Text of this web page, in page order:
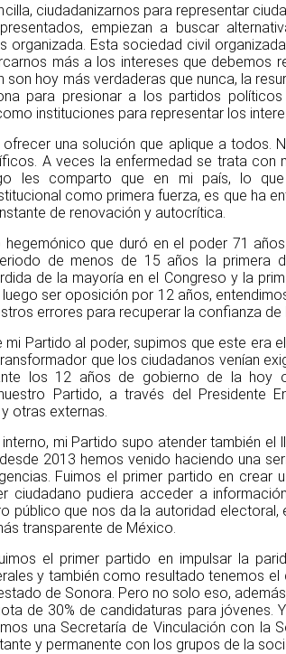
ciudadanizarnos para representar
empiezan a buscar
organizada. Esta sociedad civil
más a los intereses que debemos
son hoy más verdaderas que nunca, la
para presionar a los partidos
instituciones para representar los
una solución que aplique a todos.
A veces la enfermedad se trata con
les comparto que en mi país, lo
como primera fuerza, es que ha
de renovación y autocrítica.
hegemónico que duró en el poder 71
de menos de 15 años la primera
de la mayoría en el Congreso y la
ser oposición por 12 años,
errores para recuperar la confianza de
mi Partido al poder, supimos que este era
que los ciudadanos venían
los 12 años de gobierno de la hoy
Partido, a través del Presidente
otras externas.
mi Partido supo atender también el
2013 hemos venido haciendo una
Fuimos el primer partido en crear
ciudadano pudiera acceder a
público que nos da la autoridad
transparente de México.
el primer partido en impulsar la
y también como resultado tenemos el
de Sonora. Pero no solo eso,
de 30% de candidaturas para jóvenes.
una Secretaría de Vinculación con la
y permanente con los grupos de la